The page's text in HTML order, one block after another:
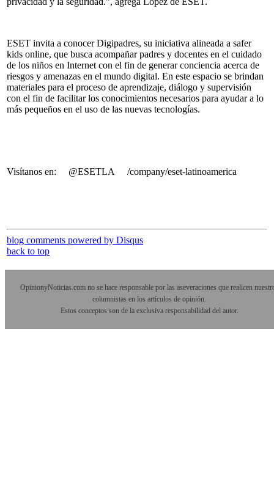
ESET invita a conocer Digipadres, su iniciativa alineada a safer
kids online, que busca acompañar padres y docentes en el cuidado
de los niños en Internet con el fin de generar conciencia acerca de
riesgos y amenazas en el mundo digital. En este espacio se brindan
materiales para el proceso de aprendizaje, diálogo y supervisión
con el fin de facilitar los conocimientos necesarios para ayudar a lo
más pequeños en el uso de las nuevas tecnologías.
Visítanos en: @ESETLA /company/eset-latinoamerica
blog comments powered by Disqus
back to top
OpinionyNoticias.com no se hace responsable por las aseveraciones que realicen
columnistas en los artículos de opinión.
Estos conceptos son de la exclusiva responsabilidad del autor.